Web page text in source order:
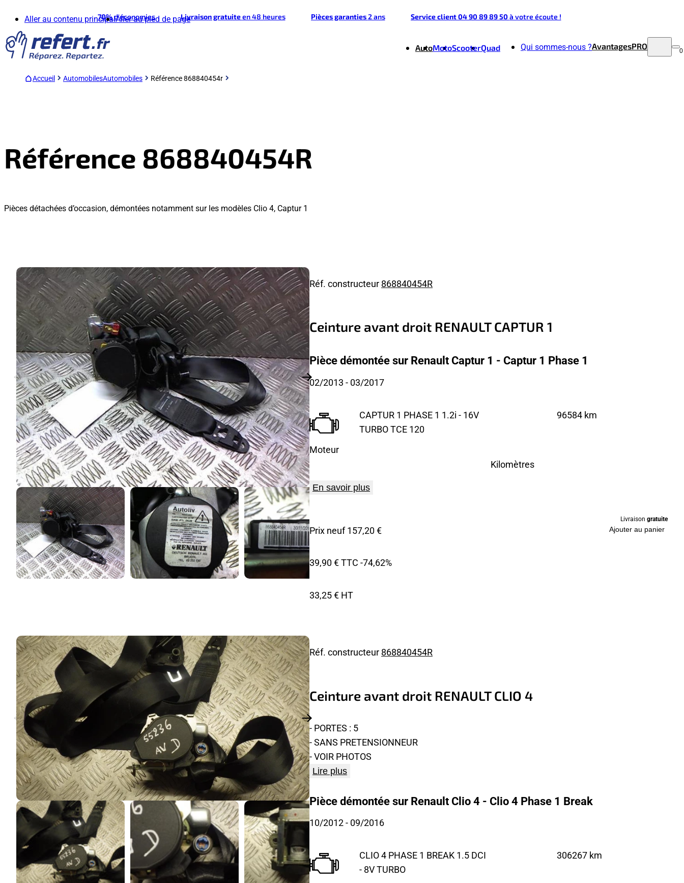
Aller au contenu principalAller au pied de page
70%d'économies Livraison gratuiteen 48 heures Pièces garanties2 ans Service client 04 90 89 89 50à votre écoute !
AutoMotoScooterQuad Qui sommes-nous ?AvantagesPRO 0
Accueil AutomobilesAutomobiles Référence 868840454r
Référence 868840454R
Pièces détachées d’occasion, démontées notamment sur les modèles Clio 4, Captur 1
Réf. constructeur 868840454R
Ceinture avant droit RENAULT CAPTUR 1
Pièce démontée sur Renault Captur 1 - Captur 1 Phase 1
02/2013 - 03/2017
Moteur
CAPTUR 1 PHASE 1 1.2i - 16V
TURBO TCE 120
Kilomètres
96584 km
En savoir plus
Prix neuf 157,20 €
39,90 € TTC -74,62%
33,25 € HT
Livraison gratuite
Ajouter au panier
Réf. constructeur 868840454R
Ceinture avant droit RENAULT CLIO 4
- PORTES : 5
- SANS PRETENSIONNEUR
- VOIR PHOTOS
Lire plus
Pièce démontée sur Renault Clio 4 - Clio 4 Phase 1 Break
10/2012- 09/2016
CLIO 4 PHASE 1 BREAK 1.5 DCI
- 8V TURBO
306267 km